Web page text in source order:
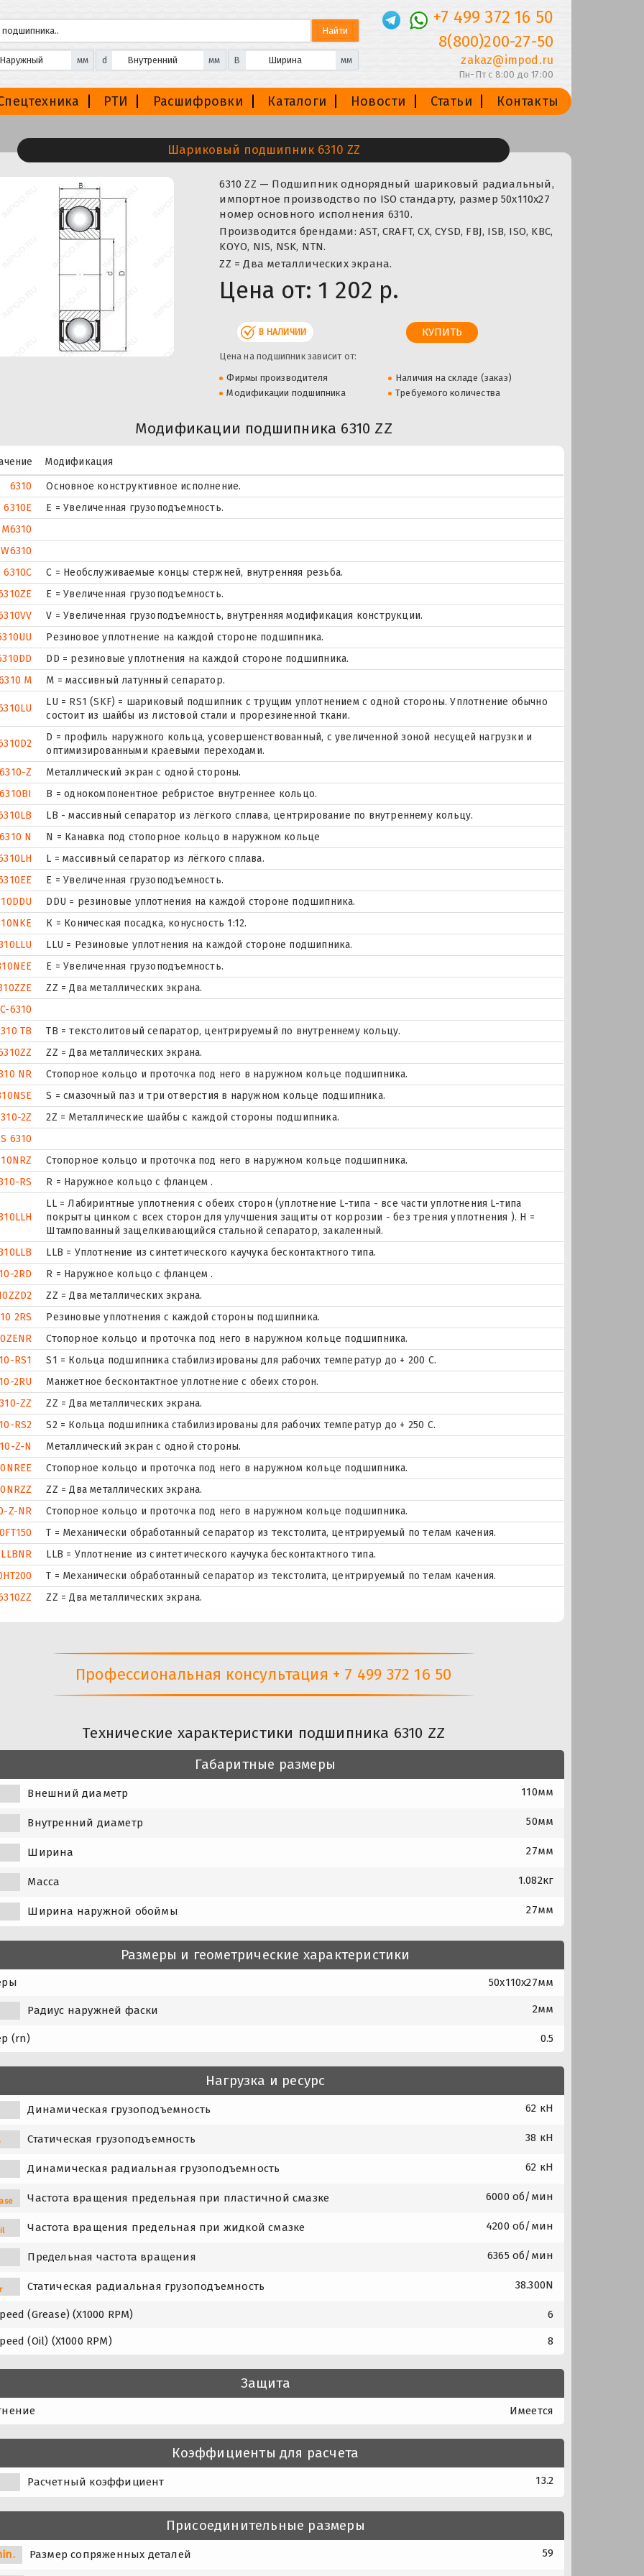
мм d мм B мм
+7 499 372 16 50
8(800)200-27-50
zakaz@impod.ru
Пн-Пт с 8:00 до 17:00
РТИ Расшифровки Каталоги Новости Статьи Контакты
Шариковый подшипник 6310 ZZ
6310 ZZ — Подшипник однорядный шариковый радиальный,
импортное производство по ISO стандарту, размер 50x110x27
номер основного исполнения 6310.
Производится брендами: AST, CRAFT, CX, CYSD, FBJ, ISB, ISO, KBC,
KOYO, NIS, NSK, NTN.
ZZ = Два металлических экрана.
Цена от: 1 202 р.
В НАЛИЧИИ
Цена на подшипник зависит от:
Фирмы производителя
Наличия на складе (заказ)
Модификации подшипника
Требуемого количества
Модификации подшипника 6310 ZZ
Модификация
6310
Основное конструктивное исполнение.
6310E
Е = Увеличенная грузоподъемность.
M6310
W6310
6310C
С = Необслуживаемые концы стержней, внутренняя резьба.
Е = Увеличенная грузоподъемность.
V = Увеличенная грузоподъемность, внутренняя модификация конструкции.
Резиновое уплотнение на каждой стороне подшипника.
DD = резиновые уплотнения на каждой стороне подшипника.
M
M = массивный латунный сепаратор.
LU = RS1 (SKF) = шариковый подшипник с трущим уплотнением с одной стороны. Уплотнение обычно
состоит из шайбы из листовой стали и прорезиненной ткани.
D = профиль наружного кольца, усовершенствованный, с увеличенной зоной несущей нагрузки и
оптимизированными краевыми переходами.
6310-Z
Металлический экран с одной стороны.
6310BI
B = однокомпонентное ребристое внутреннее кольцо.
LB - массивный сепаратор из лёгкого сплава, центрирование по внутреннему кольцу.
6310 N
N = Канавка под стопорное кольцо в наружном кольце
L = массивный сепаратор из лёгкого сплава.
Е = Увеличенная грузоподъемность.
DDU = резиновые уплотнения на каждой стороне подшипника.
К = Коническая посадка, конусность 1:12.
LLU = Резиновые уплотнения на каждой стороне подшипника.
Е = Увеличенная грузоподъемность.
ZZ = Два металлических экрана.
6310
TB
ТВ = текстолитовый сепаратор, центрируемый по внутреннему кольцу.
ZZ = Два металлических экрана.
NR
Стопорное кольцо и проточка под него в наружном кольце подшипника.
S = смазочный паз и три отверстия в наружном кольце подшипника.
2Z
2Z = Металлические шайбы с каждой стороны подшипника.
6310
Стопорное кольцо и проточка под него в наружном кольце подшипника.
RS
R = Наружное кольцо с фланцем .
LL = Лабиринтные уплотнения с обеих сторон (уплотнение L-типа - все части уплотнения L-типа
покрыты цинком с всех сторон для улучшения защиты от коррозии - без трения уплотнения ). H =
Штампованный защелкивающийся стальной сепаратор, закаленный.
LLB = Уплотнение из синтетического каучука бесконтактного типа.
2RD
R = Наружное кольцо с фланцем .
ZZ = Два металлических экрана.
2RS
Резиновые уплотнения с каждой стороны подшипника.
Стопорное кольцо и проточка под него в наружном кольце подшипника.
RS1
S1 = Кольца подшипника стабилизированы для рабочих температур до + 200 С.
2RU
Манжетное бесконтактное уплотнение с обеих сторон.
ZZ
ZZ = Два металлических экрана.
RS2
S2 = Кольца подшипника стабилизированы для рабочих температур до + 250 С.
Z-N
Металлический экран с одной стороны.
Стопорное кольцо и проточка под него в наружном кольце подшипника.
ZZ = Два металлических экрана.
Z-NR
Стопорное кольцо и проточка под него в наружном кольце подшипника.
T = Механически обработанный сепаратор из текстолита, центрируемый по телам качения.
LLB = Уплотнение из синтетического каучука бесконтактного типа.
T = Механически обработанный сепаратор из текстолита, центрируемый по телам качения.
ZZ = Два металлических экрана.
Профессиональная консультация + 7 499 372 16 50
Технические характеристики подшипника 6310 ZZ
Габаритные размеры
Внешний диаметр 110мм
Внутренний диаметр 50мм
Ширина 27мм
Масса 1.082кг
Ширина наружной обоймы 27мм
Размеры и геометрические характеристики
50x110x27мм
Радиус наружней фаски 2мм
(rn) 0.5
Нагрузка и ресурс
Динамическая грузоподъемность 62 кН
Статическая грузоподъемность 38 кН
Динамическая радиальная грузоподъемность 62 кН
Частота вращения предельная при пластичной смазке 6000 об/мин
Частота вращения предельная при жидкой смазке 4200 об/мин
Предельная частота вращения 6365 об/мин
Статическая радиальная грузоподъемность 38.300N
(Grease) (X1000 RPM) 6
(Oil) (X1000 RPM) 8
Защита
Имеется
Коэффициенты для расчета
Расчетный коэффициент 13.2
Присоединительные размеры
Размер сопряженных деталей 59